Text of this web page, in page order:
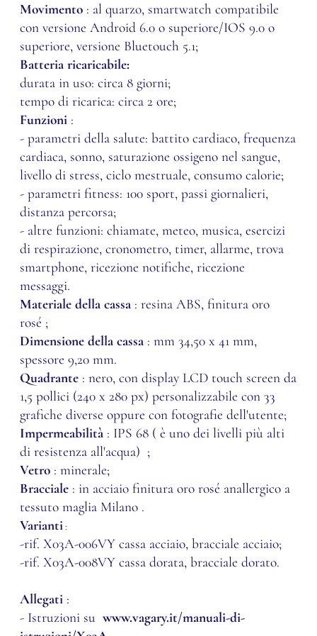
Movimento : al quarzo, smartwatch compatibile
con versione Android 6.0 o superiore/IOS 9.0 o
superiore, versione Bluetouch 5.1;
Batteria ricaricabile:
durata in uso: circa 8 giorni;
tempo di ricarica: circa 2 ore;
Funzioni :
- parametri della salute: battito cardiaco, frequenza
cardiaca, sonno, saturazione ossigeno nel sangue,
livello di stress, ciclo mestruale, consumo calorie;
- parametri fitness: 100 sport, passi giornalieri,
distanza percorsa;
- altre funzioni: chiamate, meteo, musica, esercizi
di respirazione, cronometro, timer, allarme, trova
smartphone, ricezione notifiche, ricezione
messaggi.
Materiale della cassa : resina ABS, finitura oro
rosé ;
Dimensione della cassa : mm 34,50 x 41 mm,
spessore 9,20 mm.
Quadrante : nero, con display LCD touch screen da
1,5 pollici (240 x 280 px) personalizzabile con 33
grafiche diverse oppure con fotografie dell'utente;
Impermeabilità : IPS 68 ( è uno dei livelli più alti
di resistenza all'acqua) ;
Vetro : minerale;
Bracciale : in acciaio finitura oro rosé anallergico a
tessuto maglia Milano .
Varianti:
-rif. X03A-006VY cassa acciaio, bracciale acciaio;
-rif. X03A-008VY cassa dorata, bracciale dorato.
Allegati :
- Istruzioni su www.vagary.it/manuali-di-